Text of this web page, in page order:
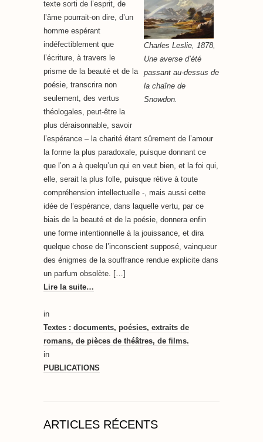
Charles Leslie, 1878,
Une averse d’été
passant au-dessus de
la chaîne de
Snowdon.
texte sorti de l’esprit, de
l’âme pourrait-on dire, d’un
homme espérant
indéfectiblement que
l’écriture, à travers le
prisme de la beauté et de la
poésie, transcrira non
seulement, des vertus
théologales, peut-être la
plus déraisonnable, savoir
l’espérance – la charité étant sûrement de l’amour
la forme la plus paradoxale, puisque donnant ce
que l’on a à quelqu’un qui en veut bien, et la foi qui,
elle, serait la plus folle, puisque rétive à toute
compréhension intellectuelle -, mais aussi cette
idée de l’espérance, dans laquelle vertu, par ce
biais de la beauté et de la poésie, donnera enfin
une forme intentionnelle à la jouissance, et dira
quelque chose de l’inconscient supposé, vainqueur
des énigmes de la souffrance rendue explicite dans
un parfum obsolète. […]
Lire la suite…
in
Textes : documents, poésies, extraits de
romans, de pièces de théâtres, de films.
in
PUBLICATIONS
ARTICLES RÉCENTS